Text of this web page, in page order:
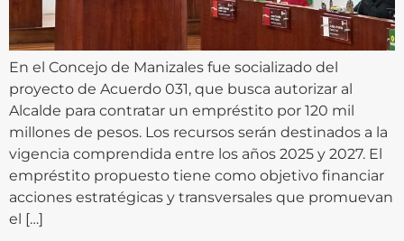
En el Concejo de Manizales fue socializado del
proyecto de Acuerdo 031, que busca autorizar al
Alcalde para contratar un empréstito por 120 mil
millones de pesos. Los recursos serán destinados a la
vigencia comprendida entre los años 2025 y 2027. El
empréstito propuesto tiene como objetivo financiar
acciones estratégicas y transversales que promuevan
el […]